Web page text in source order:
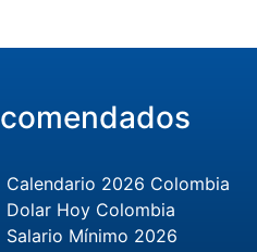
Calendario 2026 Colombia
Dolar Hoy Colombia
Salario Mínimo 2026